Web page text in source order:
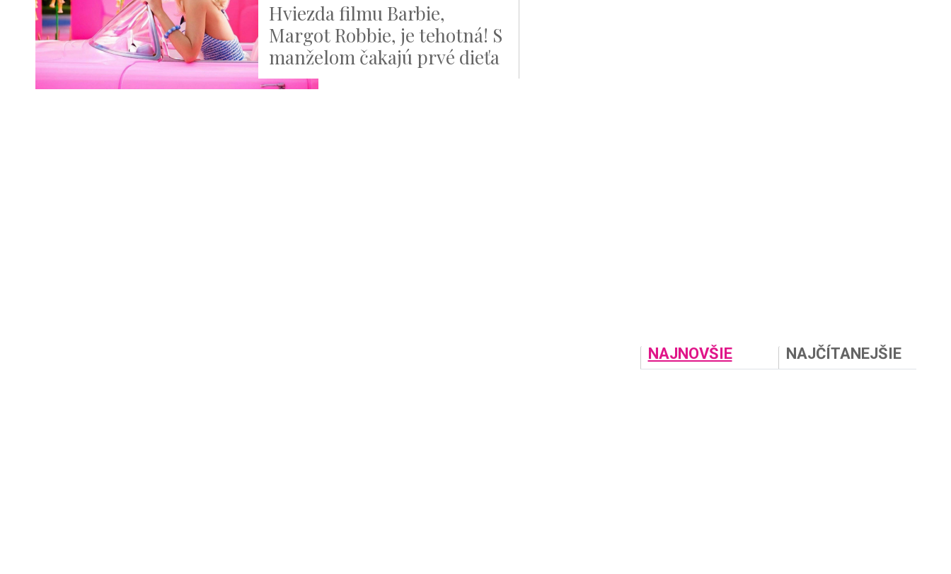
Hviezda filmu Barbie,
Margot Robbie, je tehotná! S
manželom čakajú prvé dieťa
NAJNOVŠIE NAJČÍTANEJŠIE